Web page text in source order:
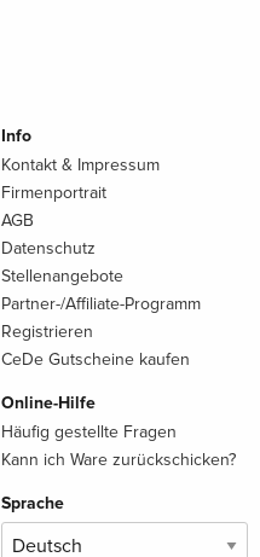
Info
Kontakt & Impressum
Firmenportrait
AGB
Datenschutz
Stellenangebote
Partner-/Affiliate-Programm
Registrieren
CeDe Gutscheine kaufen
Online-Hilfe
Häufig gestellte Fragen
Kann ich Ware zurückschicken?
Sprache